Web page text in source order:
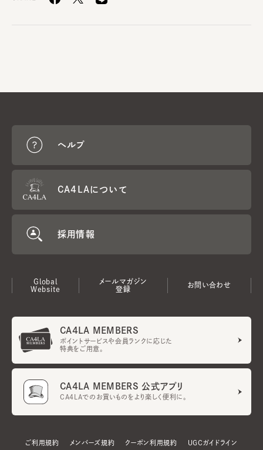
ヘルプ
CA4LAについて
採用情報
Global
Website
メールマガジン
登録
お問い合わせ
CA4LA MEMBERS
ポイントサービスや会員ランクに応じた
特典をご用意。
CA4LA MEMBERS 公式アプリ
CA4LAでのお買いものをより楽しく便利に。
ご利用規約 メンバーズ規約 クーポン利用規約 UGCガイドライン